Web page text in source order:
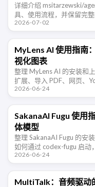
详细介绍 msitarzewski/
具、使用流程，并保留完
2026-07-02
MyLens AI 使用指南
视化图表
整理 MyLens AI 的安装和
扩展、导入 PDF、网页、
追溯来源的 AI 可视化图表。
2026-06-24
SakanaAI Fugu 使用
体模型
整理 SakanaAI Fugu 的安
如何通过 codex-fugu 启动
开发任务和注意事项。
2026-06-24
MultiTalk：音频驱动